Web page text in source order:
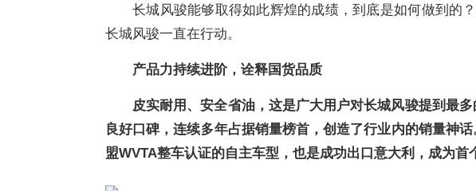
长城风骏能够取得如此辉煌的成绩，到底是如何做到的
长城风骏一直在行动。
产品力持续进阶，诠释国货品质
皮实耐用、安全省油，这是广大用户对长城风骏提到最
良好口碑，连续多年占据销量榜首，创造了行业内的销量神
盟WVTA整车认证的自主车型，也是成功出口意大利，成为首